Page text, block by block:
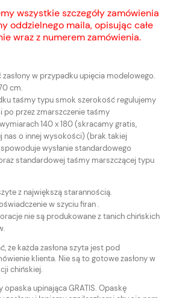
wszystkie szczegóły zamówienia
oddzielnego maila, opisując całe
wraz z numerem zamówienia.
w przypadku upięcia modelowego.
cm.
taśmy typu smok szerokość regulujemy
po przez zmarszczenie taśmy
140 x 180 (skracamy gratis,
nas o innej wysokości) (brak takiej
wysłanie standardowego
standardowej taśmy marszczącej typu
z największą starannością.
w szyciu firan .
nie są produkowane z tanich chińskich
że każda zasłona szyta jest pod
klienta. Nie są to gotowe zasłony w
chińskiej.
opaska upinająca GRATIS. Opaskę